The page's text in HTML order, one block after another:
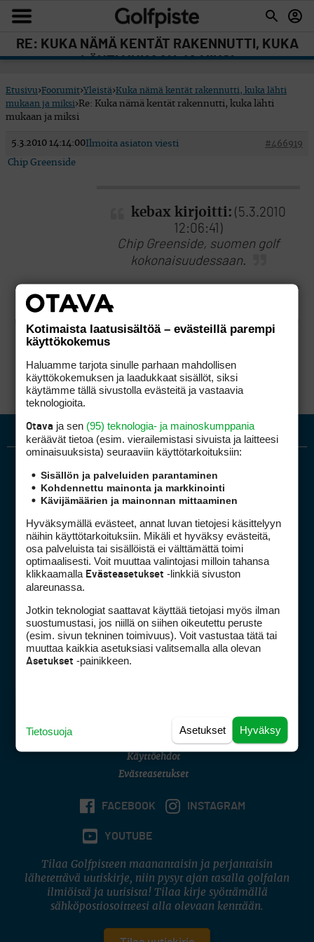
RE: KUKA NÄMÄ KENTÄT RAKENNUTTI, KUKA
LÄHTI MUKAAN JA MIKSI
Etusivu›Foorumit›Yleistä›Kuka nämä kentät rakennutti, kuka lähti
mukaan ja miksi›Re: Kuka nämä kentät rakennutti, kuka lähti
mukaan ja miksi
5.3.2010 14:14:00 #466919
Ilmoita asiaton viesti
Chip Greenside
kebax kirjoitti: (5.3.2010
12:06:41)
Chip Greenside, suomen golf
kokonaisuudessaan.
nousta hattuun, mutta itse kykenen
säilyttämään mielenmalttini ja jatkan
Golfpiste mediakortti
Mediahinnasto
Tietoa verkon kävijöistä
DSA avoimuusraportti
Asiakaspalvelu
Tietosuojaseloste
Käyttöehdot
Evästeasetukset
FACEBOOK INSTAGRAM
YOUTUBE
Tilaa Golfpisteen maanantaisin ja perjantaisin
lähetettävä uutiskirje, niin pysyt ajan tasalla golfalan
ilmiöistä ja uutisista! Tilaa kirje syöttämällä
sähköpostiosoitteesi alla olevaan kenttään.
Kotimaista laatusisältöä – evästeillä parempi
käyttökokemus
Haluamme tarjota sinulle parhaan mahdollisen
käyttökokemuksen ja laadukkaat sisällöt, siksi
käytämme tällä sivustolla evästeitä ja vastaavia
teknologioita.
Otava ja sen (95) teknologia- ja mainoskumppania
keräävät tietoa (esim. vierailemis­tasi sivuista ja laitteesi
ominaisuuk­sista) seuraaviin käyttötarkoituksiin:
Sisällön ja palveluiden parantaminen
Kohdennettu mainonta ja markkinointi
Kävijämäärien ja mainonnan mittaaminen
Hyväksymällä evästeet, annat luvan tietojesi käsittelyyn
näihin käyttötarkoituksiin. Mikäli et hyväksy evästeitä,
osa palveluista tai sisällöistä ei välttämättä toimi
optimaalisesti. Voit muuttaa valintojasi milloin tahansa
klikkaamalla Evästeasetukset -linkkiä sivuston
alareunassa.
Jotkin teknologiat saattavat käyttää tietojasi myös ilman
suostumustasi, jos niillä on siihen oikeutettu peruste
(esim. sivun tekninen toimivuus). Voit vastustaa tätä tai
muuttaa kaikkia asetuksiasi valitsemalla alla olevan
Asetukset -painikkeen.
Hyväksy
Asetukset
Tietosuoja